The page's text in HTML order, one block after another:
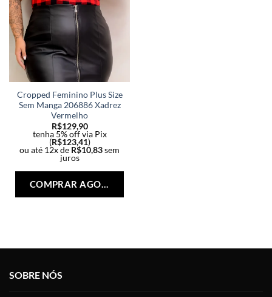
Cropped Feminino Plus Size
Sem Manga 206886 Xadrez
Vermelho
R$129,90
tenha 5% off via Pix
(R$123,41)
ou até 12x de R$10,83sem
juros
COMPRAR AGORA
SOBRE NÓS